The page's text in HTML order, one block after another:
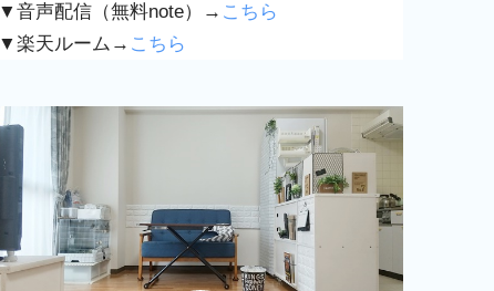
▼音声配信（無料note）→ こちら
▼楽天ルーム→ こちら